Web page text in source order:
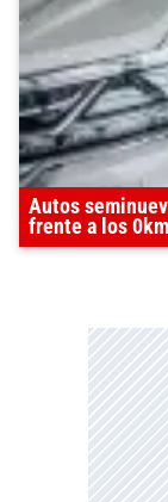
Autos
frente a los 0km